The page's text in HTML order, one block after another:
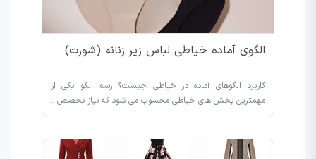
الگوی آماده خیاطی لباس زیر زنانه (شورت)
کاربرد الگوهای آماده در خیاطی چیست؟ رسم الگو یکی از
مهمترین بخش های خیاطی محسوب می شود که نیاز تخصص…